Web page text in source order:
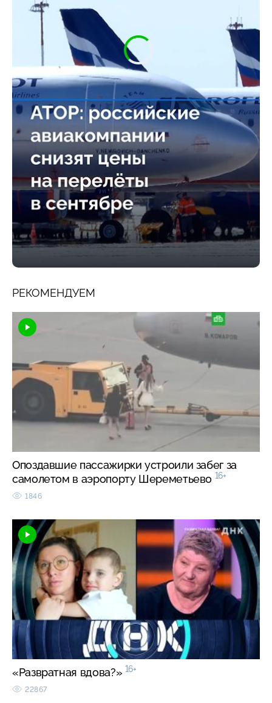
РЕКОМЕНДУЕМ
Опоздавшие пассажирки устроили забег за
самолетом в аэропорту Шереметьево 16+
1846
«Развратная вдова?» 16+
22867